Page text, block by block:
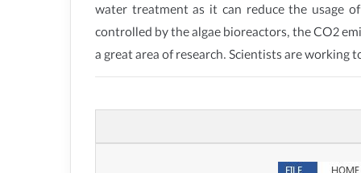
water treatment as it can reduce the usage
controlled by the algae bioreactors, the CO2
a great area of research. Scientists are working